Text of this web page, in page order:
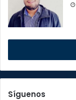
Síguenos